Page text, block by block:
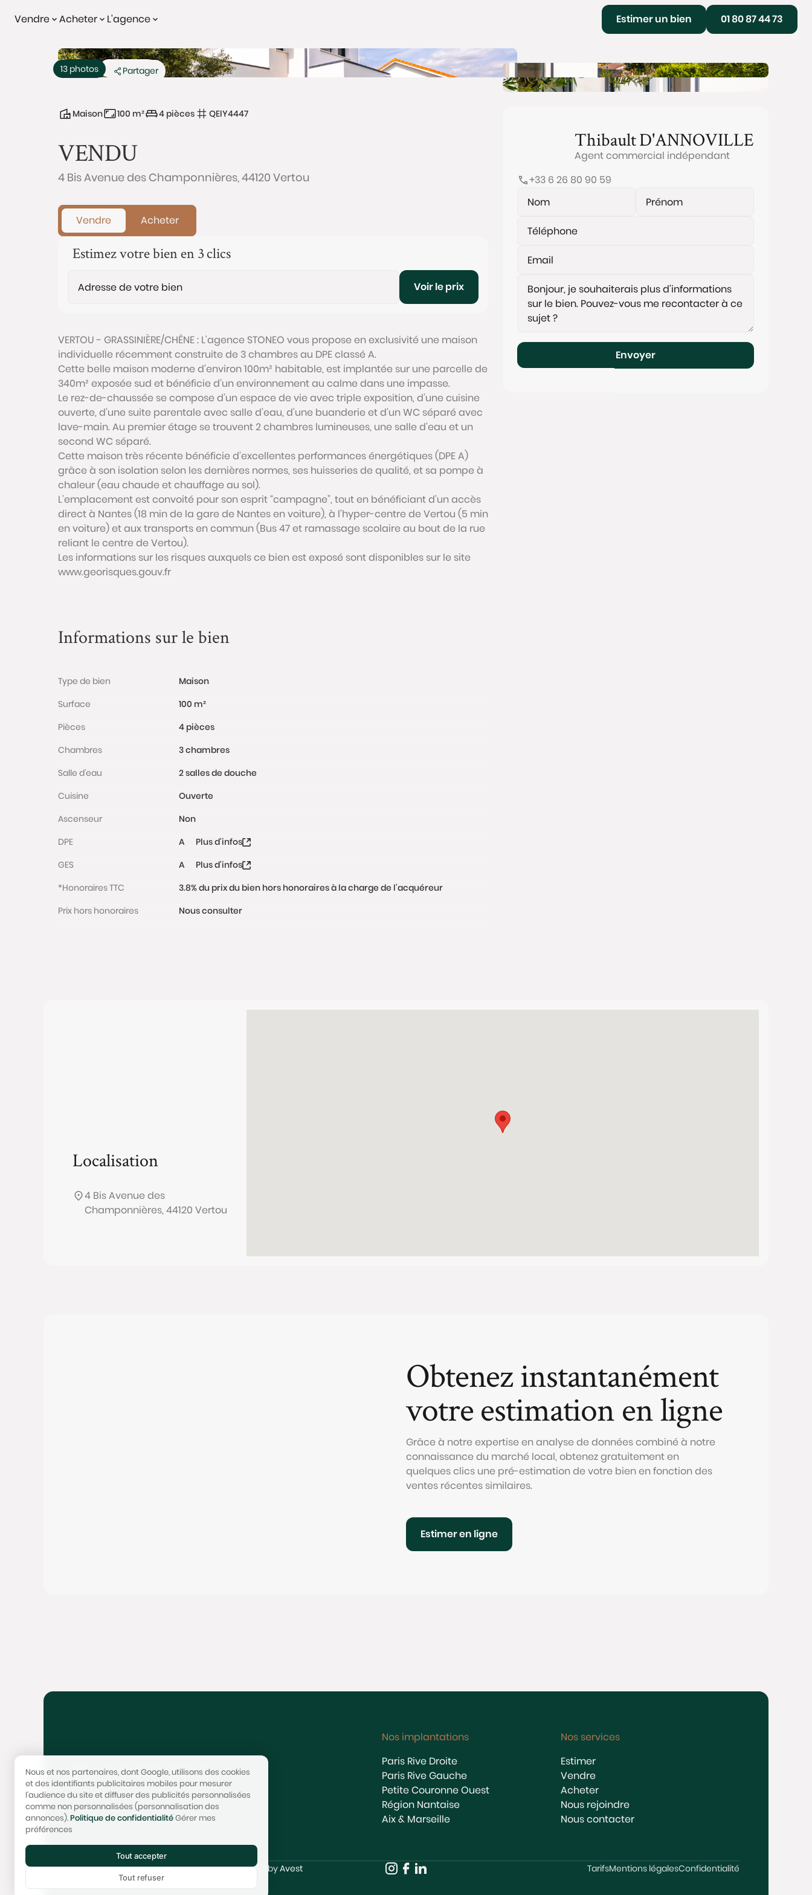
Vendre Acheter L'agence Estimer un bien 01 80 87 44 73
Vendu Exclusivité
13 photos Partager
Maison 100 m² 4 pièces QEIY4447
VENDU
4 Bis Avenue des Champonnières, 44120 Vertou
Vendre Acheter
Estimez votre bien en 3 clics
Voir le prix
VERTOU - GRASSINIÈRE/CHÊNE : L'agence STONEO vous propose en exclusivité une maison
individuelle récemment construite de 3 chambres au DPE classé A.
Cette belle maison moderne d’environ 100m² habitable, est implantée sur une parcelle de
340m² exposée sud et bénéficie d’un environnement au calme dans une impasse.
Le rez-de-chaussée se compose d’un espace de vie avec triple exposition, d’une cuisine
ouverte, d’une suite parentale avec salle d’eau, d’une buanderie et d’un WC séparé avec
lave-main. Au premier étage se trouvent 2 chambres lumineuses, une salle d’eau et un
second WC séparé.
Cette maison très récente bénéficie d’excellentes performances énergétiques (DPE A)
grâce à son isolation selon les dernières normes, ses huisseries de qualité, et sa pompe à
chaleur (eau chaude et chauffage au sol).
L’emplacement est convoité pour son esprit “campagne”, tout en bénéficiant d’un accès
direct à Nantes (18 min de la gare de Nantes en voiture), à l’hyper-centre de Vertou (5 min
en voiture) et aux transports en commun (Bus 47 et ramassage scolaire au bout de la rue
reliant le centre de Vertou).
Les informations sur les risques auxquels ce bien est exposé sont disponibles sur le site
www.georisques.gouv.fr
Informations sur le bien
Type de bien
Maison
Surface
100 m²
Pièces
4 pièces
Chambres
3 chambres
Salle d'eau
2 salles de douche
Cuisine
Ouverte
Ascenseur
Non
DPE
A
Plus d'infos
GES
A
Plus d'infos
*Honoraires TTC
3.8% du prix du bien hors honoraires à la charge de l'acquéreur
Prix hors honoraires
Nous consulter
ThibaultD'ANNOVILLE
Agent commercial indépendant
+33 6 26 80 90 59
Envoyer
Localisation
4 Bis Avenue des
Champonnières, 44120 Vertou
Obtenez instantanément
votre estimation en ligne
Grâce à notre expertise en analyse de données combiné à notre
connaissance du marché local, obtenez gratuitement en
quelques clics une pré-estimation de votre bien en fonction des
ventes récentes similaires.
Estimer en ligne
4,9/5 - 300+ avis
Nos implantations
Paris Rive Droite
Paris Rive Gauche
Petite Couronne Ouest
Région Nantaise
Aix & Marseille
Nos services
Estimer
Vendre
Acheter
Nous rejoindre
Nous contacter
© 2017-2025 STONEO | Tech & Website powered byAvest TarifsMentions légalesConfidentialité
Nous et nos partenaires, dont Google, utilisons des cookies
et des identifiants publicitaires mobiles pour mesurer
l'audience du site et diffuser des publicités personnalisées
comme non personnalisées (personnalisation des
annonces).Politique de confidentialitéGérer mes
préférences
Tout accepter
Tout refuser